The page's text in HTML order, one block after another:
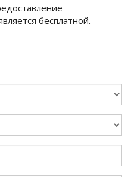
бесплатной.